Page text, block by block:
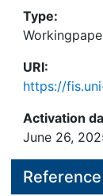
Type:
URI:
https://
Activation
June 26,
Reference